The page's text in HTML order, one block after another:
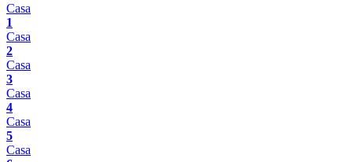
Casa
1
Casa
2
Casa
3
Casa
4
Casa
5
Casa